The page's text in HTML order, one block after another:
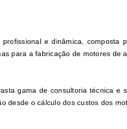
e dinâmica,
para a fabricação de motores de
gama de consultoria técnica
desde o cálculo dos custos dos